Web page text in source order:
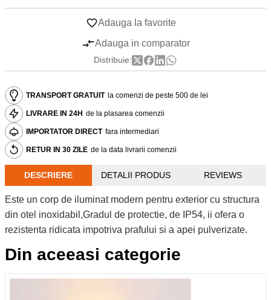
Adauga la favorite
Adauga in comparator
Distribuie:
TRANSPORT GRATUIT la comenzi de peste 500 de lei
LIVRARE IN 24H de la plasarea comenzii
IMPORTATOR DIRECT fara intermediari
RETUR IN 30 ZILE de la data livrarii comenzii
DESCRIERE DETALII PRODUS REVIEWS
Este un corp de iluminat modern pentru exterior cu structura
din otel inoxidabil,Gradul de protectie, de IP54, ii ofera o
rezistenta ridicata impotriva prafului si a apei pulverizate.
Din aceeasi categorie